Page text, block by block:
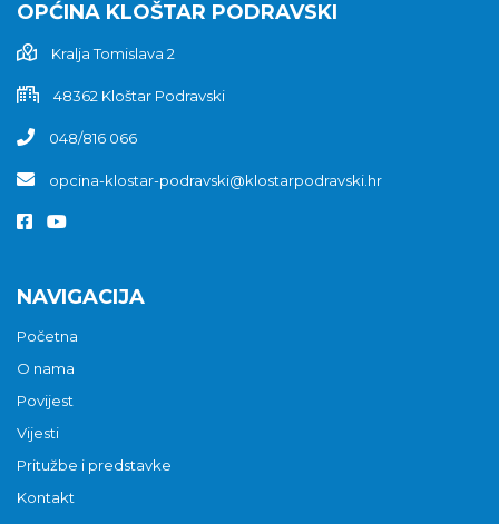
OPĆINA KLOŠTAR PODRAVSKI
Kralja Tomislava 2
48362 Kloštar Podravski
048/816 066
opcina-klostar-podravski@klostarpodravski.hr
NAVIGACIJA
Početna
O nama
Povijest
Vijesti
Pritužbe i predstavke
Kontakt